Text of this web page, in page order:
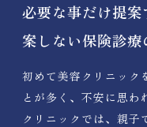
必要な事だけ提
案しない保険診
初めて美容クリニック
とが多く、不安に思わ
クリニックでは、親子